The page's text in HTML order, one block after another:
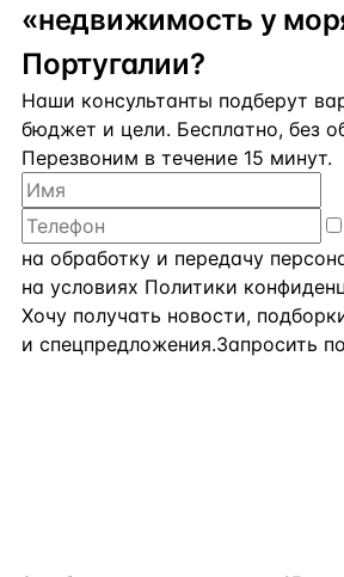
«недвижимость у
Португалии?
Наши консультанты подберут
бюджет и цели. Бесплатно, без
Перезвоним в течение 15 минут.
на обработку и передачу
на условиях Политики
Хочу получать новости,
и спецпредложения.Запросить